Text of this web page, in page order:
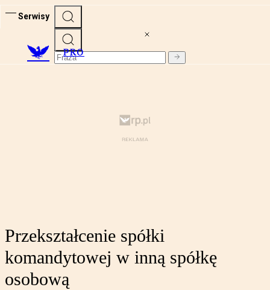
Serwisy
PRO
Przekształcenie spółki
komandytowej w inną spółkę
osobową